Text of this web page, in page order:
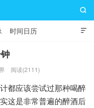

时间日历

阅读(2111)
都应该尝试过那种喝醉
这是非常普遍的醉酒后